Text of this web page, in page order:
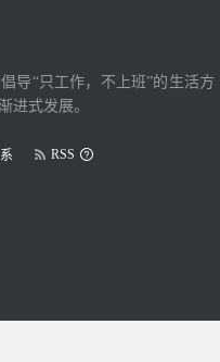
导“只工作，不上班”的生活方
进式发展。
RSS